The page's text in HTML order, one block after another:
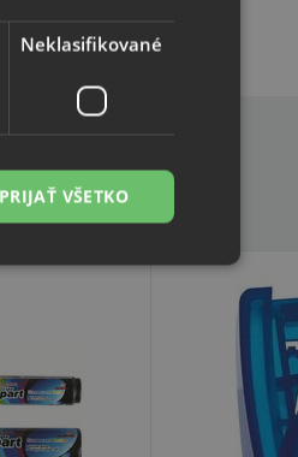
Neklasifikované
PRIJAŤ VŠETKO
a správa účtu.